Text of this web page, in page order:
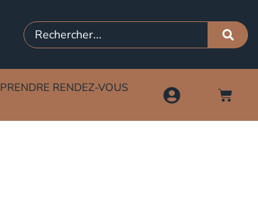
PRENDRE RENDEZ-VOUS